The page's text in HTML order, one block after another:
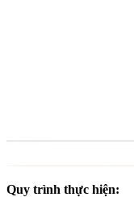
Quy trình thực hiện: